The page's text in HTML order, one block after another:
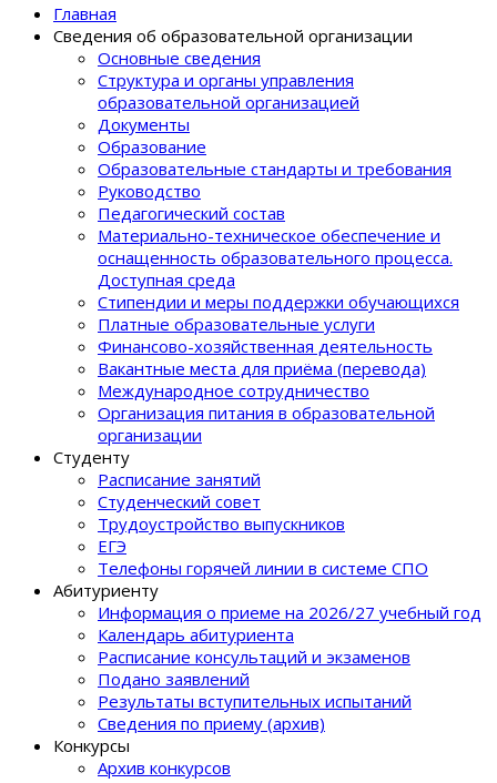
Главная
Сведения об образовательной организации
Основные сведения
Структура и органы управления
образовательной организацией
Документы
Образование
Образовательные стандарты и требования
Руководство
Педагогический состав
Материально-техническое обеспечение и
оснащенность образовательного процеcса.
Доступная среда
Стипендии и меры поддержки обучающихся
Платные образовательные услуги
Финансово-хозяйственная деятельность
Вакантные места для приёма (перевода)
Международное сотрудничество
Организация питания в образовательной
организации
Студенту
Расписание занятий
Студенческий совет
Трудоустройство выпускников
ЕГЭ
Телефоны горячей линии в системе СПО
Абитуриенту
Информация о приеме на 2026/27 учебный год
Календарь абитуриента
Расписание консультаций и экзаменов
Подано заявлений
Результаты вступительных испытаний
Сведения по приему (архив)
Конкурсы
Архив конкурсов